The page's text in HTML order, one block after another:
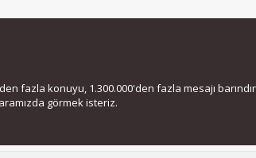
fazla konuyu, 1.300.000'den fazla mesajı
görmek isteriz.